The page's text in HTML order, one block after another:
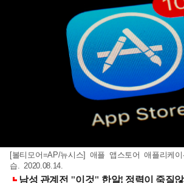
[볼티모어=AP/뉴시스] 애플 앱스토어 애플리케
습. 2020.08.14.